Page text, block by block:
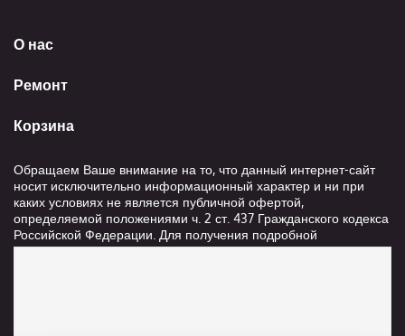
О нас
Ремонт
Корзина
Обращаем Ваше внимание на то, что данный интернет-сайт
носит исключительно информационный характер и ни при
каких условиях не является публичной офертой,
определяемой положениями ч. 2 ст. 437 Гражданского кодекса
Российской Федерации. Для получения подробной
информации о стоимости и сроках выполнения услуг,